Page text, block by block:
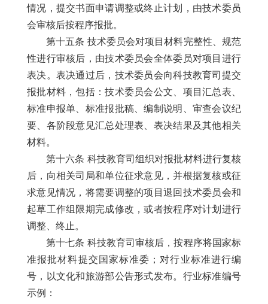
情况，提交书面申请调整或终止计划，由技术委员
会审核后按程序报批。
第十五条 技术委员会对项目材料完整性、规范
性进行审核后，由技术委员会全体委员对项目进行
表决。表决通过后，技术委员会向科技教育司提交
报批材料，包括：技术委员会公文、项目汇总表、
标准申报单、标准报批稿、编制说明、审查会议纪
要、各阶段意见汇总处理表、表决结果及其他相关
材料。
第十六条 科技教育司组织对报批材料进行复核
后，向相关司局和单位征求意见，并根据复核或征
求意见情况，将需要调整的项目退回技术委员会和
起草工作组限期完成修改，或者按程序对计划进行
调整、终止。
第十七条 科技教育司审核后，按程序将国家标
准报批材料提交国家标准委；对行业标准进行编
号，以文化和旅游部公告形式发布。行业标准编号
示例：